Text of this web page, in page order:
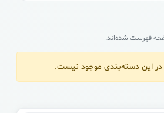
فهرست شده‌اند.
در این دسته‌بندی موجود نیست.